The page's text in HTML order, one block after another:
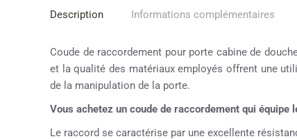
Description Informations complémentaires
Coude de raccordement pour porte cabine de
et la qualité des matériaux employés offrent une
de la manipulation de la porte.
Vous achetez un coude de raccordement qui
Le raccord se caractérise par une excellente